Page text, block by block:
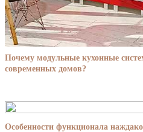
Почему модульные кухонные
современных домов?
Особенности функционала